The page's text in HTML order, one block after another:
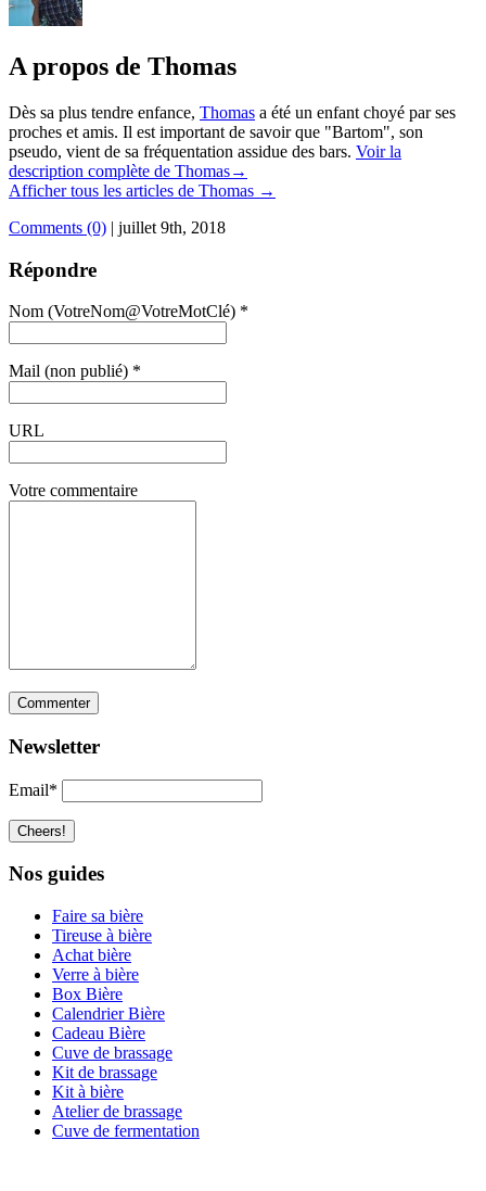
A propos de Thomas
Dès sa plus tendre enfance, Thomas a été un enfant choyé par ses
proches et amis. Il est important de savoir que "Bartom", son
pseudo, vient de sa fréquentation assidue des bars. Voir la
description complète de Thomas→
Afficher tous les articles de Thomas →
Comments (0) | juillet 9th, 2018
Répondre
Nom (VotreNom@VotreMotClé) *
Mail (non publié) *
URL
Votre commentaire
Newsletter
Email*
Nos guides
Faire sa bière
Tireuse à bière
Achat bière
Verre à bière
Box Bière
Calendrier Bière
Cadeau Bière
Cuve de brassage
Kit de brassage
Kit à bière
Atelier de brassage
Cuve de fermentation